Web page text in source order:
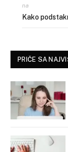
na
Kako
PRIČE SA